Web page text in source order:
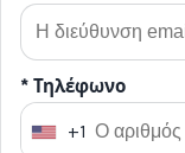
* Τηλέφωνο
U
+1